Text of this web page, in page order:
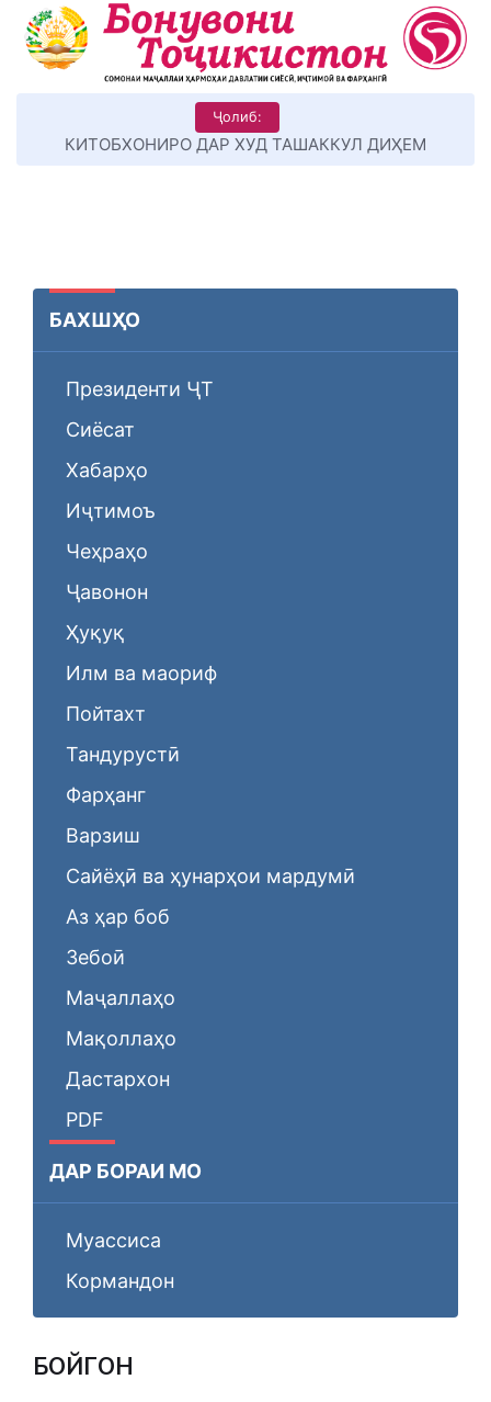
Ҷолиб:
КИТОБХОНИРО ДАР ХУД ТАШАККУЛ ДИҲЕМ
БАХШҲО
Президенти ҶТ
Сиёсат
Хабарҳо
Иҷтимоъ
Чеҳраҳо
Ҷавонон
Ҳуқуқ
Илм ва маориф
Пойтахт
Тандурустӣ
Фарҳанг
Варзиш
Сайёҳӣ ва ҳунарҳои мардумӣ
Аз ҳар боб
Зебоӣ
Маҷаллаҳо
Мақоллаҳо
Дастархон
PDF
ДАР БОРАИ МО
Муассиса
Кормандон
БОЙГОНӢ